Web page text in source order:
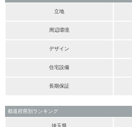
立地
周辺環境
デザイン
住宅設備
長期保証
都道府県別ランキング
埼玉県